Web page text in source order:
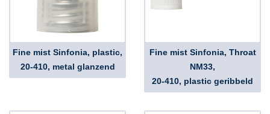
Fine mist Sinfonia, plastic,
20-410, metal glanzend
Fine mist Sinfonia, Throat
NM33,
20-410, plastic geribbeld